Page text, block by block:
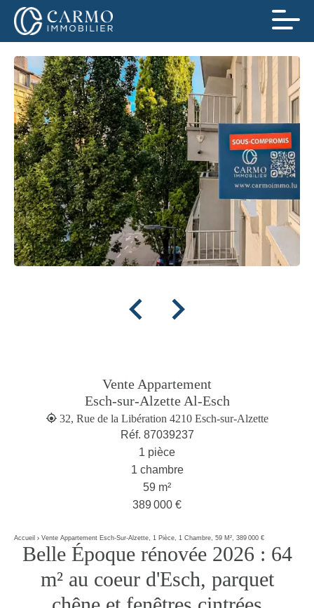
Vente Appartement
Esch-sur-Alzette Al-Esch
32, Rue de la Libération 4210 Esch-sur-Alzette
Réf. 87039237
1 pièce
1 chambre
59 m²
389 000 €
Accueil Vente Appartement Esch-Sur-Alzette, 1 Pièce, 1 Chambre, 59 M², 389 000 €
Belle Époque rénovée 2026 : 64
m² au coeur d'Esch, parquet